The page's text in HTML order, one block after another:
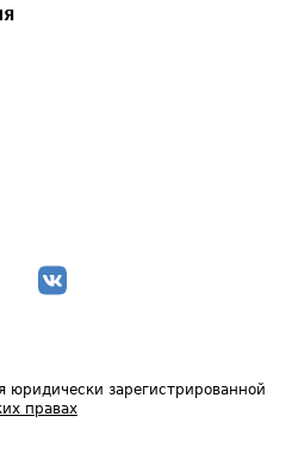
юридически зарегистрированной
правах